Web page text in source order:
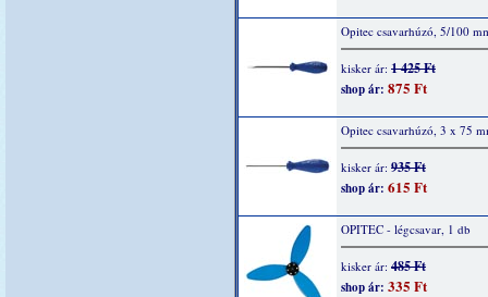
Opitec csavarhúzó, 5/100
kisker ár: 1 425 Ft
shop ár: 875 Ft
Opitec csavarhúzó, 3 x 75
kisker ár: 935 Ft
shop ár: 615 Ft
OPITEC - légcsavar, 1 db
kisker ár: 485 Ft
shop ár: 335 Ft